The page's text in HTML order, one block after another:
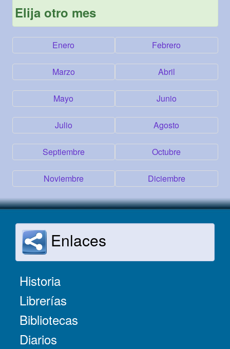
Elija otro mes
Enero Febrero
Marzo Abril
Mayo Junio
Julio Agosto
Septiembre Octubre
Noviembre Diciembre
Enlaces
Historia
Librerías
Bibliotecas
Diarios